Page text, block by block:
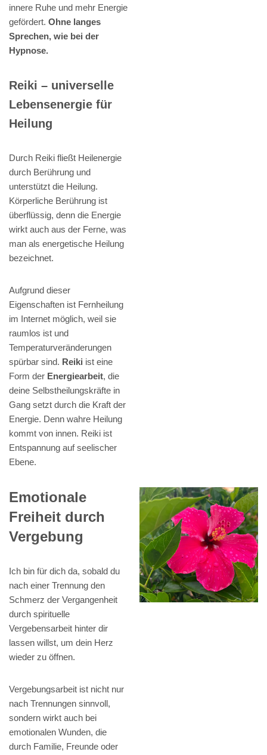
innere Ruhe und mehr Energie
gefördert. Ohne langes
Sprechen, wie bei der
Hypnose.
Reiki – universelle
Lebensenergie für
Heilung
Durch Reiki fließt Heilenergie
durch Berührung und
unterstützt die Heilung.
Körperliche Berührung ist
überflüssig, denn die Energie
wirkt auch aus der Ferne, was
man als energetische Heilung
bezeichnet.
Aufgrund dieser
Eigenschaften ist Fernheilung
im Internet möglich, weil sie
raumlos ist und
Temperaturveränderungen
spürbar sind. Reiki ist eine
Form der Energiearbeit, die
deine Selbstheilungskräfte in
Gang setzt durch die Kraft der
Energie. Denn wahre Heilung
kommt von innen. Reiki ist
Entspannung auf seelischer
Ebene.
Emotionale
Freiheit durch
Vergebung
Ich bin für dich da, sobald du
nach einer Trennung den
Schmerz der Vergangenheit
durch spirituelle
Vergebensarbeit hinter dir
lassen willst, um dein Herz
wieder zu öffnen.
Vergebungsarbeit ist nicht nur
nach Trennungen sinnvoll,
sondern wirkt auch bei
emotionalen Wunden, die
durch Familie, Freunde oder